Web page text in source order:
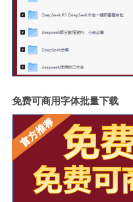
免费可商用字体批量下载